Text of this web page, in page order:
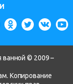
ванной © 2009 –
Копирование